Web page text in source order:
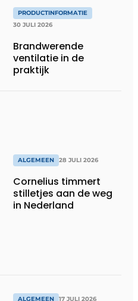
PRODUCTINFORMATIE
30 JULI 2026
Brandwerende
ventilatie in de
praktijk
ALGEMEEN 28 JULI 2026
Cornelius timmert
stilletjes aan de weg
in Nederland
ALGEMEEN 17 JULI 2026